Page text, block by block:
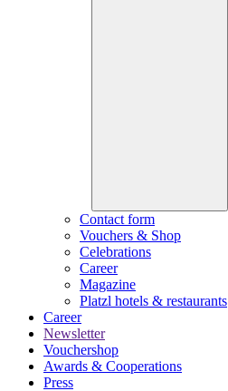
Contact form
Vouchers & Shop
Celebrations
Career
Magazine
Platzl hotels & restaurants
Career
Newsletter
Vouchershop
Awards & Cooperations
Press